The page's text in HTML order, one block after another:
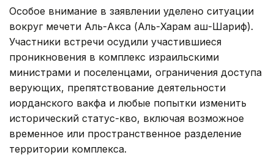
Особое внимание в заявлении уделено ситуации
вокруг мечети Аль-Акса (Аль-Харам аш-Шариф).
Участники встречи осудили участившиеся
проникновения в комплекс израильскими
министрами и поселенцами, ограничения доступа
верующих, препятствование деятельности
иорданского вакфа и любые попытки изменить
исторический статус-кво, включая возможное
временное или пространственное разделение
территории комплекса.